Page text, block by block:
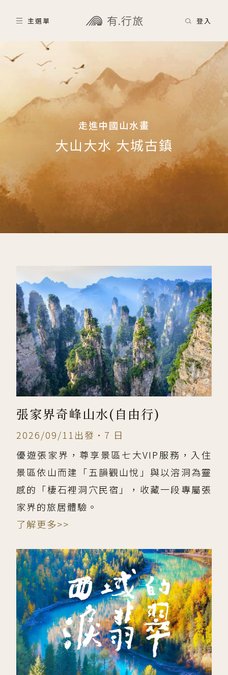
主選單 登入
走進中國山水畫
大山大水 大城古鎮
張家界奇峰山水(自由行)
2026/09/11出發•7 日
優遊張家界，尊享景區七大VIP服務，入住
景區依山而建「五韻觀山悅」與以溶洞為靈
感的「棲石裡洞穴民宿」，收藏一段專屬張
家界的旅居體驗。
了解更多>>